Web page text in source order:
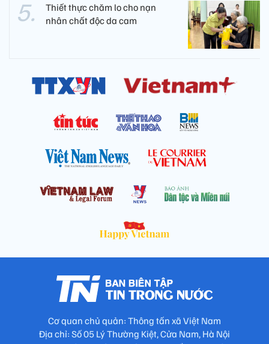
Thiết thực chăm lo cho nạn
nhân chất độc da cam
Cơ quan chủ quản: Thông tấn xã Việt Nam
Địa chỉ: Số 05 Lý Thường Kiệt, Cửa Nam, Hà Nội